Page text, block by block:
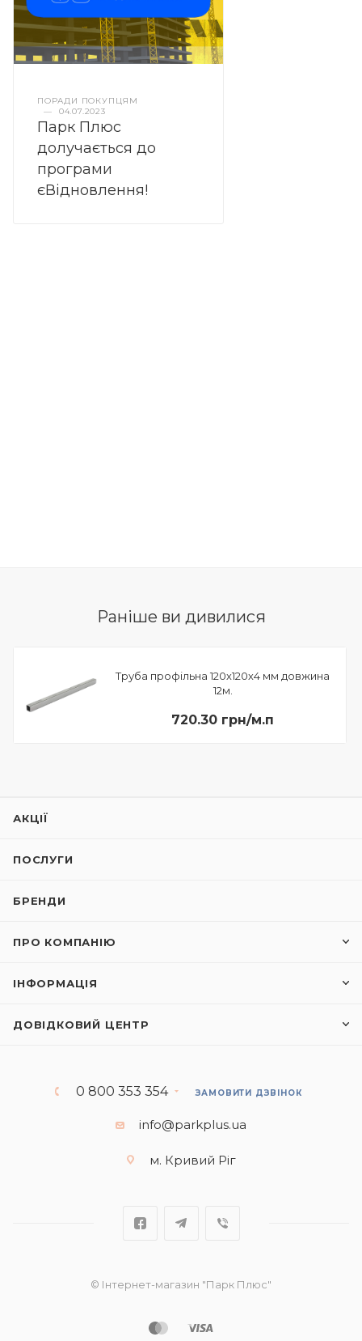
ПОРАДИ ПОКУПЦЯМ
—
04.07.2023
Парк Плюс
долучається до
програми
єВідновлення!
Раніше ви дивилися
Труба профільна 120х120х4 мм довжина
12м.
720.30 грн/м.п
АКЦІЇ
ПОСЛУГИ
БРЕНДИ
ПРО КОМПАНІЮ
ІНФОРМАЦІЯ
ДОВІДКОВИЙ ЦЕНТР
0 800 353 354 ЗАМОВИТИ ДЗВІНОК
info@parkplus.ua
м. Кривий Ріг
© Інтернет-магазин "Парк Плюс"